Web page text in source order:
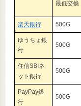
最低交換
楽天銀行 500G
ゆうちょ銀
行
500G
住信SBIネ
ット銀行
500G
PayPay銀
行
500G